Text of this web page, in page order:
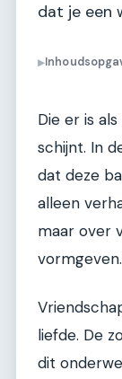
dat je een
▶
Die er is
schijnt. In
dat deze
alleen
maar over
vormgeven.
liefde. De
dit